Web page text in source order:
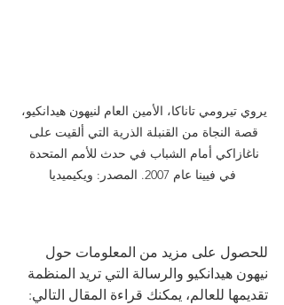
يروي تيرومي تاناكا، الأمين العام لنيهون هيدانكيو،
قصة النجاة من القنبلة الذرية التي ألقيت على
ناغازاكي أمام الشباب في حدث للأمم المتحدة
في فيينا عام 2007. المصدر: ويكيميديا
للحصول على مزيد من المعلومات حول
نيهون هيدانكيو والرسالة التي تريد المنظمة
تقديمها للعالم، يمكنك قراءة المقال التالي: